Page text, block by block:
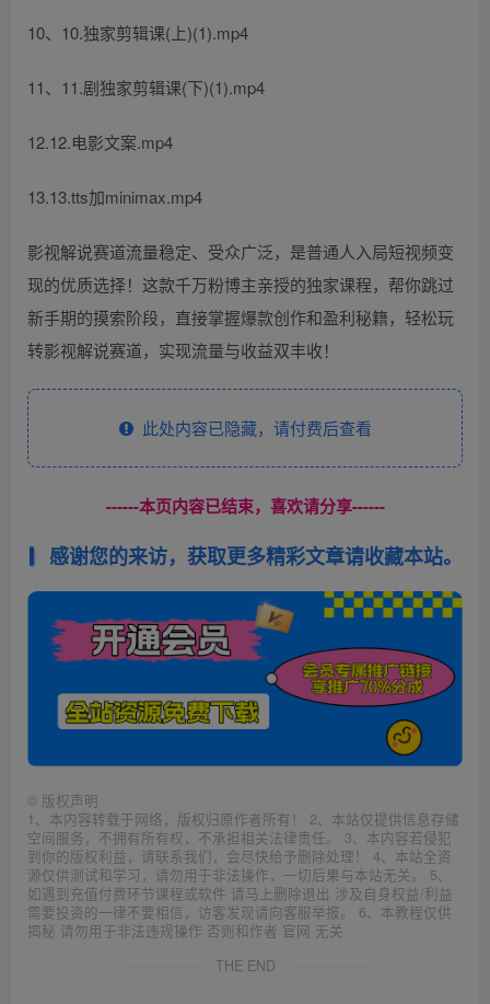
10、10.独家剪辑课(上)(1).mp4
11、11.剧独家剪辑课(下)(1).mp4
12.12.电影文案.mp4
13.13.tts加minimax.mp4
影视解说赛道流量稳定、受众广泛，是普通人入局短视频变
现的优质选择！这款千万粉博主亲授的独家课程，帮你跳过
新手期的摸索阶段，直接掌握爆款创作和盈利秘籍，轻松玩
转影视解说赛道，实现流量与收益双丰收！
此处内容已隐藏，请付费后查看
------本页内容已结束，喜欢请分享------
感谢您的来访，获取更多精彩文章请收藏本站。
© 版权声明
1、本内容转载于网络，版权归原作者所有！ 2、本站仅提供信息存储
空间服务，不拥有所有权，不承担相关法律责任。 3、本内容若侵犯
到你的版权利益，请联系我们，会尽快给予删除处理！ 4、本站全资
源仅供测试和学习，请勿用于非法操作，一切后果与本站无关。 5、
如遇到充值付费环节课程或软件 请马上删除退出 涉及自身权益/利益
需要投资的一律不要相信，访客发现请向客服举报。 6、本教程仅供
揭秘 请勿用于非法违规操作 否则和作者 官网 无关
THE END